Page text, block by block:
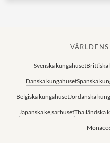
Svenska kungahusetBrittiska
Danska kungahusetSpanska
Belgiska kungahusetJordanska
Japanska kejsarhusetThailändska